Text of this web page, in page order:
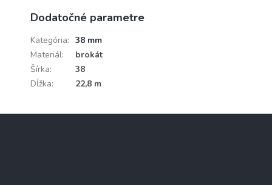
Dodatočné parametre
Kategória: 38 mm
Materiál:
brokát
Šírka:
38
Dĺžka: 22,8 m